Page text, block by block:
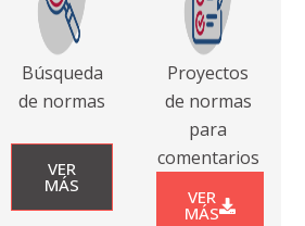
Búsqueda
de normas
VER
MÁS
Proyectos
de normas
para
comentarios
VER
MÁS